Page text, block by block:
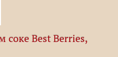
соке Best Berries,